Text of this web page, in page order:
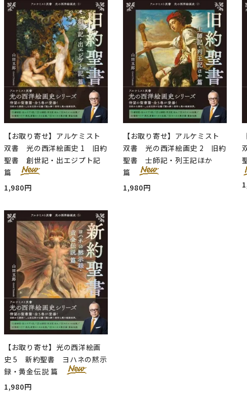
【お取り寄せ】アルケミスト
双書 光の西洋絵画史 1 旧約
聖書 創世記・出エジプト記
篇
1,980円
【お取り寄せ】アルケミスト
双書 光の西洋絵画史 2 旧約
聖書 士師記・列王記ほか
篇
1,980円
【お取り寄せ】光の西洋絵画
史 5 新約聖書 ヨハネの黙示
録・黄金伝説 篇
1,980円